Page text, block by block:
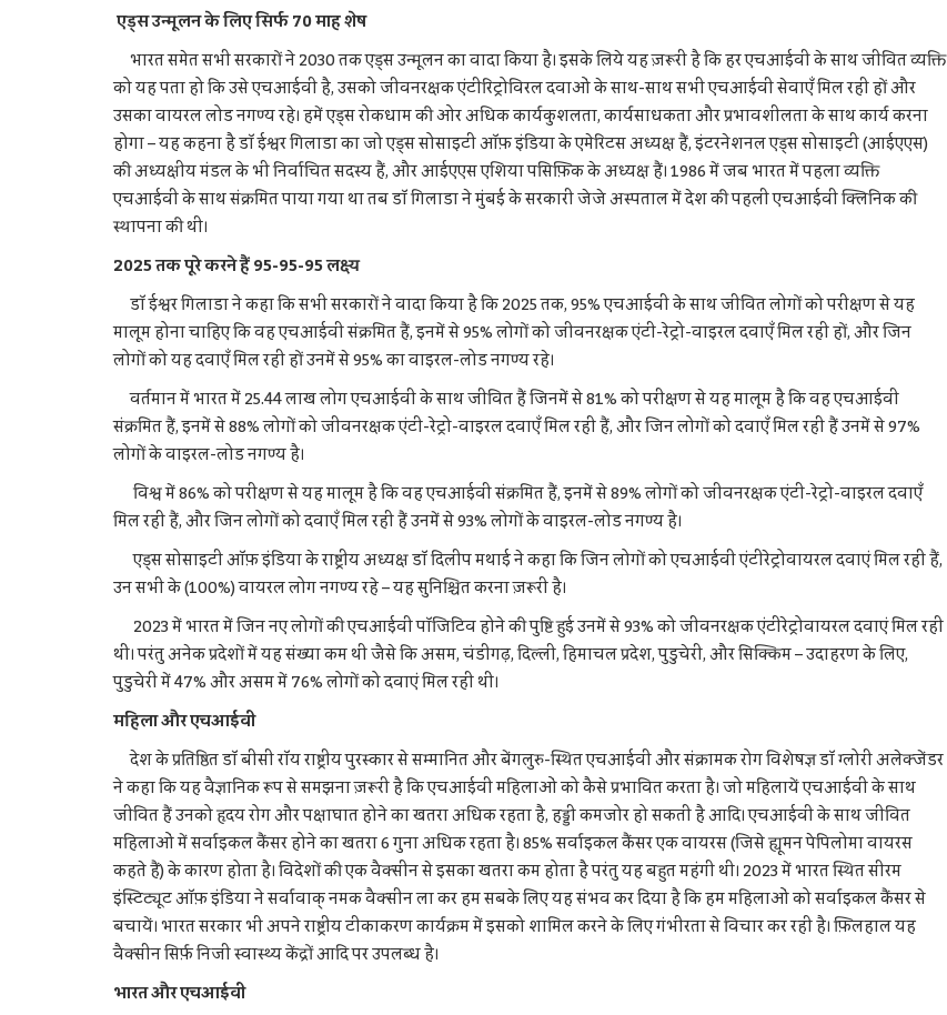
एड्स उन्मूलन के लिए सिर्फ 70 माह शेष
भारत समेत सभी सरकारों ने 2030 तक एड्स उन्मूलन का वादा किया है। इसके लिये यह ज़रूरी है कि हर एचआईवी के साथ जीवित व्यक्ति
को यह पता हो कि उसे एचआईवी है, उसको जीवनरक्षक एंटीरिट्रोविरल दवाओं के साथ-साथ सभी एचआईवी सेवाएँ मिल रही हों और
उसका वायरल लोड नगण्य रहे। हमें एड्स रोकधाम की ओर अधिक कार्यकुशलता, कार्यसाधकता और प्रभावशीलता के साथ कार्य करना
होगा – यह कहना है डॉ ईश्वर गिलाडा का जो एड्स सोसाइटी ऑफ़ इंडिया के एमेरिटस अध्यक्ष हैं, इंटरनेशनल एड्स सोसाइटी (आईएएस)
की अध्यक्षीय मंडल के भी निर्वाचित सदस्य हैं, और आईएएस एशिया पसिफ़िक के अध्यक्ष हैं। 1986 में जब भारत में पहला व्यक्ति
एचआईवी के साथ संक्रमित पाया गया था तब डॉ गिलाडा ने मुंबई के सरकारी जेजे अस्पताल में देश की पहली एचआईवी क्लिनिक की
स्थापना की थी।
2025 तक पूरे करने हैं 95-95-95 लक्ष्य
डॉ ईश्वर गिलाडा ने कहा कि सभी सरकारों ने वादा किया है कि 2025 तक, 95% एचआईवी के साथ जीवित लोगों को परीक्षण से यह
मालूम होना चाहिए कि वह एचआईवी संक्रमित हैं, इनमें से 95% लोगों को जीवनरक्षक एंटी-रेट्रो-वाइरल दवाएँ मिल रही हों, और जिन
लोगों को यह दवाएँ मिल रही हों उनमें से 95% का वाइरल-लोड नगण्य रहे।
वर्तमान में भारत में 25.44 लाख लोग एचआईवी के साथ जीवित हैं जिनमें से 81% को परीक्षण से यह मालूम है कि वह एचआईवी
संक्रमित हैं, इनमें से 88% लोगों को जीवनरक्षक एंटी-रेट्रो-वाइरल दवाएँ मिल रही हैं, और जिन लोगों को दवाएँ मिल रही हैं उनमें से 97%
लोगों के वाइरल-लोड नगण्य है।
विश्व में 86% को परीक्षण से यह मालूम है कि वह एचआईवी संक्रमित हैं, इनमें से 89% लोगों को जीवनरक्षक एंटी-रेट्रो-वाइरल दवाएँ
मिल रही हैं, और जिन लोगों को दवाएँ मिल रही हैं उनमें से 93% लोगों के वाइरल-लोड नगण्य है।
एड्स सोसाइटी ऑफ़ इंडिया के राष्ट्रीय अध्यक्ष डॉ दिलीप मथाई ने कहा कि जिन लोगों को एचआईवी एंटीरेट्रोवायरल दवाएं मिल रही हैं,
उन सभी के (100%) वायरल लोग नगण्य रहे – यह सुनिश्चित करना ज़रूरी है।
2023 में भारत में जिन नए लोगों की एचआईवी पॉजिटिव होने की पुष्टि हुई उनमें से 93% को जीवनरक्षक एंटीरेट्रोवायरल दवाएं मिल रही
थीं। परंतु अनेक प्रदेशों में यह संख्या कम थी जैसे कि असम, चंडीगढ़, दिल्ली, हिमाचल प्रदेश, पुडुचेरी, और सिक्किम – उदाहरण के लिए,
पुडुचेरी में 47% और असम में 76% लोगों को दवाएं मिल रही थीं।
महिला और एचआईवी
देश के प्रतिष्ठित डॉ बीसी रॉय राष्ट्रीय पुरस्कार से सम्मानित और बेंगलुरु-स्थित एचआईवी और संक्रामक रोग विशेषज्ञ डॉ ग्लोरी अलेक्जेंडर
ने कहा कि यह वैज्ञानिक रूप से समझना ज़रूरी है कि एचआईवी महिलाओं को कैसे प्रभावित करता है। जो महिलायें एचआईवी के साथ
जीवित हैं उनको हृदय रोग और पक्षाघात होने का खतरा अधिक रहता है, हड्डी कमजोर हो सकती है आदि। एचआईवी के साथ जीवित
महिलाओं में सर्वाइकल कैंसर होने का खतरा 6 गुना अधिक रहता है। 85% सर्वाइकल कैंसर एक वायरस (जिसे ह्यूमन पेपिलोमा वायरस
कहते हैं) के कारण होता है। विदेशों की एक वैक्सीन से इसका खतरा कम होता है परंतु यह बहुत महंगी थी। 2023 में भारत स्थित सीरम
इंस्टिट्यूट ऑफ़ इंडिया ने सर्वावाक् नमक वैक्सीन ला कर हम सबके लिए यह संभव कर दिया है कि हम महिलाओं को सर्वाइकल कैंसर से
बचायें। भारत सरकार भी अपने राष्ट्रीय टीकाकरण कार्यक्रम में इसको शामिल करने के लिए गंभीरता से विचार कर रही है। फ़िलहाल यह
वैक्सीन सिर्फ़ निजी स्वास्थ्य केंद्रों आदि पर उपलब्ध है।
भारत और एचआईवी